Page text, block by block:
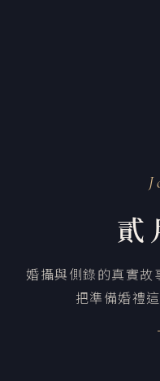
貳
婚攝與側錄的真實
把準備婚禮